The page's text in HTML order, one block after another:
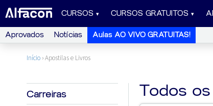
CURSOS CURSOS GRATUITOS
Aprovados Notícias Aulas AO VIVO GRATUITAS!
Início ›Apostilas e Livros
Carreiras Todos